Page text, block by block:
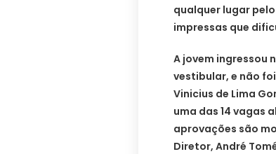
qualquer lugar
impressas que
A jovem ingressou
vestibular, e não
Vinicius de Lima
uma das 14 vagas
aprovações são
Diretor, André